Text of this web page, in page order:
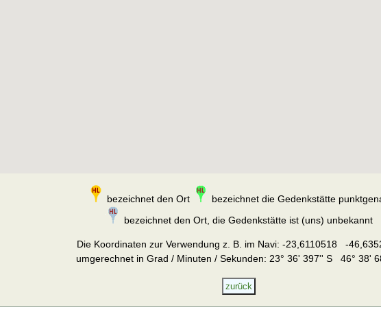
bezeichnet den Ort
bezeichnet die Gedenkstätte
bezeichnet den Ort, die Gedenkstätte ist (uns) unbekannt
Die Koordinaten zur Verwendung z. B. im Navi: -23,6110518 -
umgerechnet in Grad / Minuten / Sekunden: 23° 36' 397'' S 46° 38'